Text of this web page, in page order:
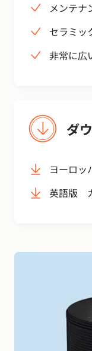
メンテナ
セラミッ
非常に広
ダ
ヨーロ
英語版